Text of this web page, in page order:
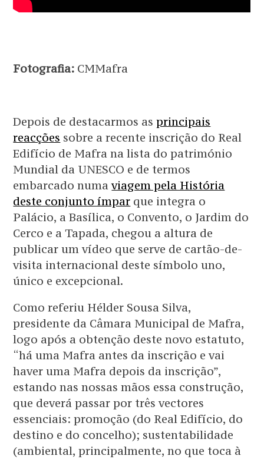
Fotografia: CMMafra
Depois de destacarmos asprincipais
reacções sobre a recente inscrição do Real
Edifício de Mafra na lista do património
Mundial da UNESCO e de termos
embarcado numaviagem pela História
deste conjunto ímpar que integra o
Palácio, a Basílica, o Convento, o Jardim do
Cerco e a Tapada, chegou a altura de
publicar um vídeo que serve de cartão-de-
visita internacional deste símbolo uno,
único e excepcional.
Como referiu Hélder Sousa Silva,
presidente da Câmara Municipal de Mafra,
logo após a obtenção deste novo estatuto,
“há uma Mafra antes da inscrição e vai
haver uma Mafra depois da inscrição”,
estando nas nossas mãos essa construção,
que deverá passar por três vectores
essenciais: promoção (do Real Edifício, do
destino e do concelho); sustentabilidade
(ambiental, principalmente, no que toca à